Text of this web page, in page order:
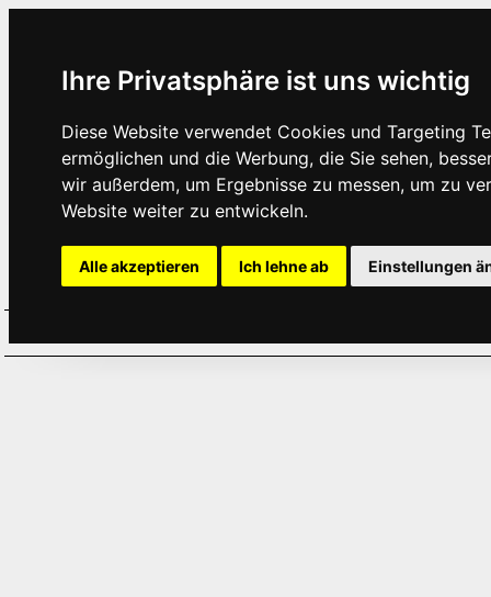
Ihre Privatsphäre ist uns wichtig
Diese Website verwendet Cookies und Targeting
ermöglichen und die Werbung, die Sie sehen,
wir außerdem, um Ergebnisse zu messen, um zu
Website weiter zu entwickeln.
Alle akzeptieren Ich lehne ab Einstellungen